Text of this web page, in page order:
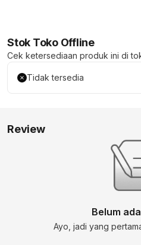
Stok Toko Offline
Cek ketersediaan produk ini di
Tidak tersedia
Review
Belum
Ayo, jadi yang